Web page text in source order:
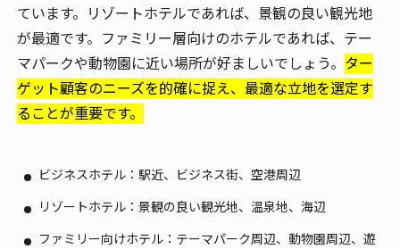
ています。リゾートホテルであれば、景観の良い観光地
が最適です。ファミリー層向けのホテルであれば、テー
マパークや動物園に近い場所が好ましいでしょう。 ター
ゲット顧客のニーズを的確に捉え、最適な立地を選定す
ることが重要です。
ビジネスホテル：駅近、ビジネス街、空港周辺
リゾートホテル：景観の良い観光地、温泉地、海辺
ファミリー向けホテル：テーマパーク周辺、動物園周辺、遊